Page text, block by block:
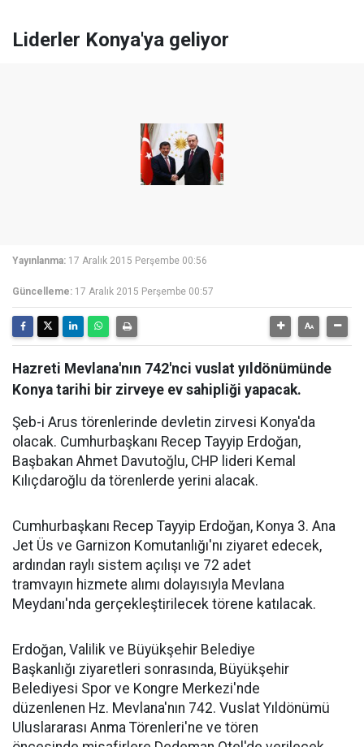
Liderler Konya'ya geliyor
Yayınlanma: 17 Aralık 2015 Perşembe 00:56
Güncelleme: 17 Aralık 2015 Perşembe 00:57
Hazreti Mevlana'nın 742'nci vuslat yıldönümünde
Konya tarihi bir zirveye ev sahipliği yapacak.
Şeb-i Arus törenlerinde devletin zirvesi Konya'da
olacak. Cumhurbaşkanı Recep Tayyip Erdoğan,
Başbakan Ahmet Davutoğlu, CHP lideri Kemal
Kılıçdaroğlu da törenlerde yerini alacak.
Cumhurbaşkanı Recep Tayyip Erdoğan, Konya 3. Ana
Jet Üs ve Garnizon Komutanlığı'nı ziyaret edecek,
ardından raylı sistem açılışı ve 72 adet
tramvayın hizmete alımı dolayısıyla Mevlana
Meydanı'nda gerçekleştirilecek törene katılacak.
Erdoğan, Valilik ve Büyükşehir Belediye
Başkanlığı ziyaretleri sonrasında, Büyükşehir
Belediyesi Spor ve Kongre Merkezi'nde
düzenlenen Hz. Mevlana'nın 742. Vuslat Yıldönümü
Uluslararası Anma Törenleri'ne ve tören